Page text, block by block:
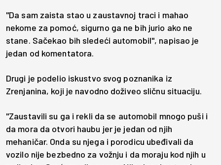
"Da sam zaista stao u zaustavnoj traci i mahao
nekome za pomoć, sigurno ga ne bih jurio ako ne
stane. Sačekao bih sledeći automobil", napisao je
jedan od komentatora.
Drugi je podelio iskustvo svog poznanika iz
Zrenjanina, koji je navodno doživeo sličnu situaciju.
"Zaustavili su ga i rekli da se automobil mnogo puši i
da mora da otvori haubu jer je jedan od njih
mehaničar. Onda su njega i porodicu ubeđivali da
vozilo nije bezbedno za vožnju i da moraju kod njih u